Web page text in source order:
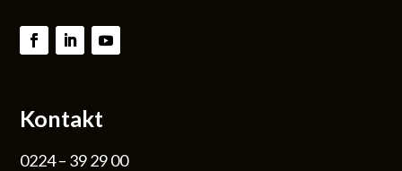
Kontakt
0224 – 39 29 00